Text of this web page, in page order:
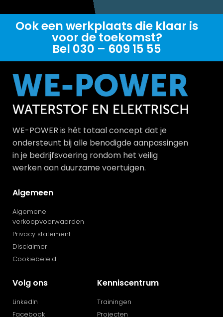
Ook een werkplaats die klaar is
voor de toekomst?
Bel 030 – 609 15 55
WE-POWER is hét totaal concept dat je
ondersteunt bij alle benodigde aanpassingen
in je bedrijfsvoering rondom het veilig
werken aan duurzame voertuigen.
Algemeen
Algemene
verkoopvoorwaarden
Privacy statement
Disclaimer
Cookiebeleid
Volg ons
LinkedIn
Facebook
Kenniscentrum
Trainingen
Projecten